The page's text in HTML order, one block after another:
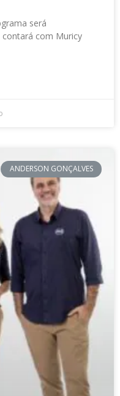
será
com Muricy
ANDERSON GONÇALVES